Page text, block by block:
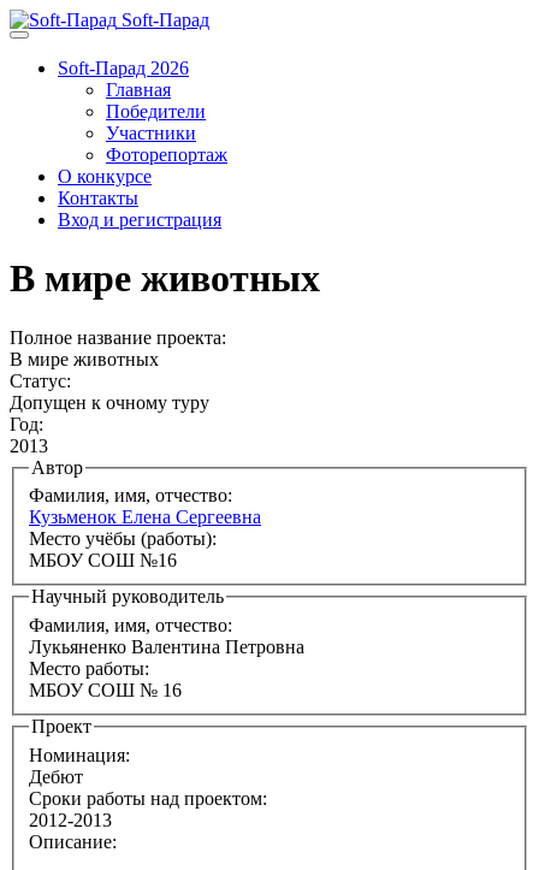
Soft-Парад
Soft-Парад 2026
Главная
Победители
Участники
Фоторепортаж
О конкурсе
Контакты
Вход и регистрация
В мире животных
Полное название проекта:
В мире животных
Статус:
Допущен к очному туру
Год:
2013
Автор
Фамилия, имя, отчество:
Кузьменок Елена Сергеевна
Место учёбы (работы):
МБОУ СОШ №16
Научный руководитель
Фамилия, имя, отчество:
Лукьяненко Валентина Петровна
Место работы:
МБОУ СОШ № 16
Проект
Номинация:
Дебют
Сроки работы над проектом:
2012-2013
Описание: